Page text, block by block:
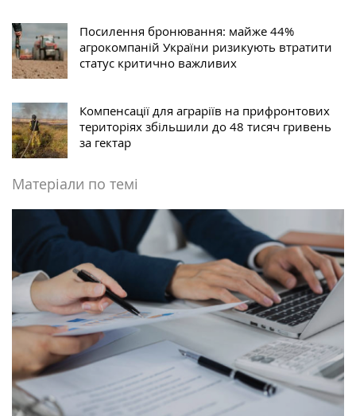
Посилення бронювання: майже 44%
агрокомпаній України ризикують втратити
статус критично важливих
Компенсації для аграріїв на прифронтових
територіях збільшили до 48 тисяч гривень
за гектар
Матеріали по темі